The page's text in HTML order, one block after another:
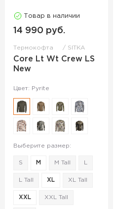
Товар в наличии
14 990 руб.
Термокофта SITKA
Core Lt Wt Crew LS
New
Цвет: Pyrite
Выберите размер:
S M M Tall
L Tall XL XL Tall
XXL XXL Tall